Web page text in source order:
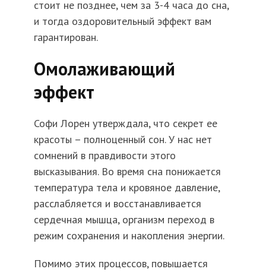
стоит не позднее, чем за 3-4 часа до сна,
и тогда оздоровительный эффект вам
гарантирован.
Омолаживающий
эффект
Софи Лорен утверждала, что секрет ее
красоты – полноценный сон. У нас нет
сомнений в правдивости этого
высказывания. Во время сна понижается
температура тела и кровяное давление,
расслабляется и восстанавливается
сердечная мышца, организм переход в
режим сохранения и накопления энергии.
Помимо этих процессов, повышается